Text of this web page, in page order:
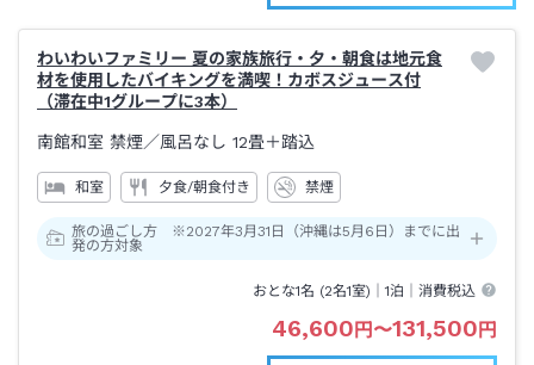
わいわいファミリー 夏の家族旅行・夕・朝食は地元食
材を使用したバイキングを満喫！カボスジュース付
（滞在中1グループに3本）
南館和室 禁煙／風呂なし 12畳＋踏込
和室 夕食/朝食付き 禁煙
旅の過ごし方 ※2027年3月31日（沖縄は5月6日）までに出
発の方対象
おとな1名 (2名1室)｜1泊 ｜消費税込
46,600円〜131,500円